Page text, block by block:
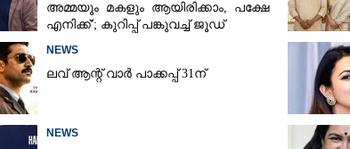
അമ്മയും മകളും ആയിരിക്കാം, പക്ഷേ
എനിക്ക്'; കുറിപ്പ് പങ്കുവച്ച് ജൂഡ്
NEWS
ലവ് ആന്റ് വാർ പാക്കപ്പ് 31ന്
NEWS
ഭാഗ്യരാജ് തമിഴ് സിനിമയുടെ
മൗലികമായ ശബ്ദം: മോഹൻലാൽ